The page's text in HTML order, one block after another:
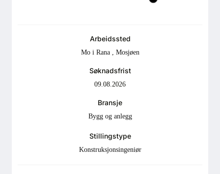
Arbeidssted
Mo i Rana, Mosjøen
Søknadsfrist
09.08.2026
Bransje
Bygg og anlegg
Stillingstype
Konstruksjonsingeniør